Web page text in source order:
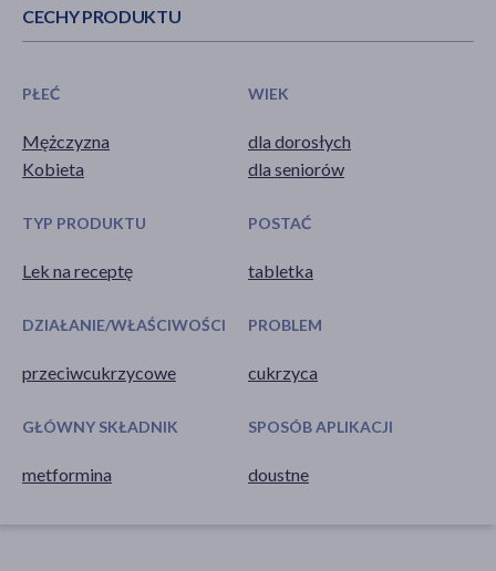
CECHY PRODUKTU
PŁEĆ
Mężczyzna
Kobieta
WIEK
dla dorosłych
dla seniorów
TYP PRODUKTU
Lek na receptę
POSTAĆ
tabletka
DZIAŁANIE/WŁAŚCIWOŚCI
przeciwcukrzycowe
PROBLEM
cukrzyca
GŁÓWNY SKŁADNIK
metformina
SPOSÓB APLIKACJI
doustne